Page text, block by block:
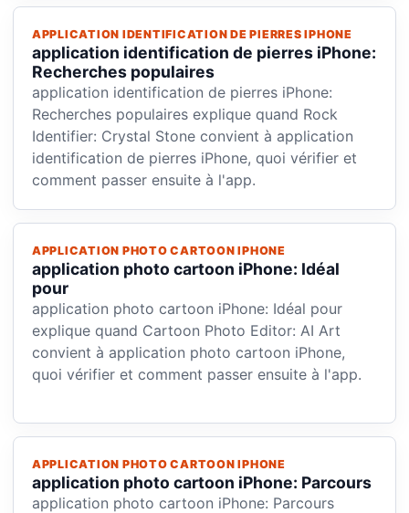
APPLICATION IDENTIFICATION DE PIERRES IPHONE
application identification de pierres iPhone:
Recherches populaires
application identification de pierres iPhone:
Recherches populaires explique quand Rock
Identifier: Crystal Stone convient à application
identification de pierres iPhone, quoi vérifier et
comment passer ensuite à l'app.
APPLICATION PHOTO CARTOON IPHONE
application photo cartoon iPhone: Idéal
pour
application photo cartoon iPhone: Idéal pour
explique quand Cartoon Photo Editor: AI Art
convient à application photo cartoon iPhone,
quoi vérifier et comment passer ensuite à l'app.
APPLICATION PHOTO CARTOON IPHONE
application photo cartoon iPhone: Parcours
application photo cartoon iPhone: Parcours